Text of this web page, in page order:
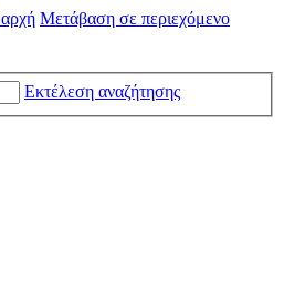
αρχή Μετάβαση σε περιεχόμενο
Εκτέλεση αναζήτησης